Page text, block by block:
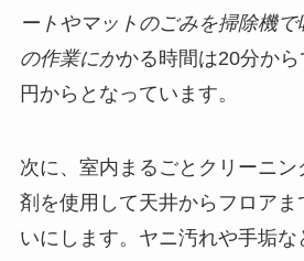
ートやマットのごみを掃除機
の作業にかかる時間は20分か
円からとなっています。
次に、室内まるごとクリーニ
剤を使用して天井からフロア
いにします。ヤニ汚れや手垢